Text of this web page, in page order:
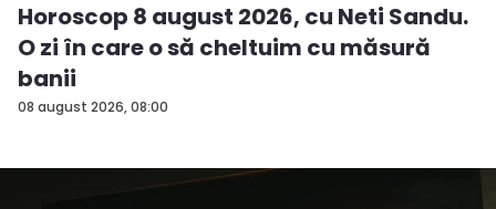
08 august 2026, 08:00
Horoscop 8 august 2026, cu Neti Sandu.
O zi în care o să cheltuim cu măsură
banii